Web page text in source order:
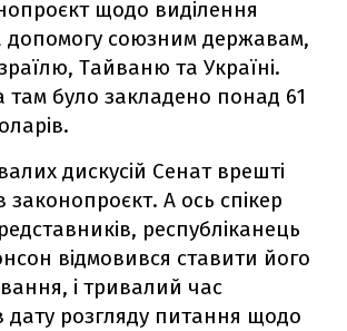
щодо виділення
допомогу союзним державам,
Тайваню та Україні.
там було закладено понад 61
дискусій Сенат врешті
законопроєкт. А ось спікер
республіканець
відмовився ставити його
і тривалий час
дату розгляду питання щодо